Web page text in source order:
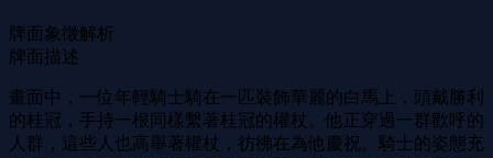
牌面象徵解析
牌面描述
畫面中，一位年輕騎士騎在一匹裝飾華麗的白馬上，頭戴勝利
的桂冠，手持一根同樣繫著桂冠的權杖。他正穿過一群歡呼的
人群，這些人也高舉著權杖，彷彿在為他慶祝。騎士的姿態充